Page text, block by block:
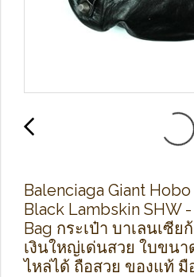
Balenciaga Giant
Black Lambskin SHW
Bag กระเป๋า บาเลนเซี
เงินใหญ่เด่นสวย ใบขน
ไหล่ได้ ถือสวย ของแท้ มื